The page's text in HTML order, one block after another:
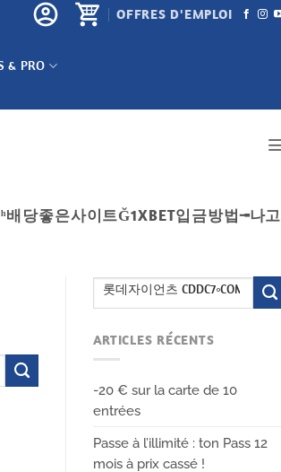
OFFRES D'EMPLOI
& PRO
당좋은사이트Ğ1XBET입금방법╼나고
ARTICLES RÉCENTS
-20 € sur la carte de 10
entrées
Passe à l’illimité : ton Pass 12
mois à prix cassé !